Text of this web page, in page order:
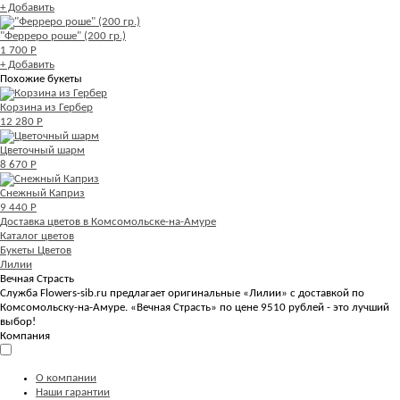
+ Добавить
"Ферреро роше" (200 гр.)
1 700 Р
+ Добавить
Похожие букеты
Корзина из Гербер
12 280 Р
Цветочный шарм
8 670 Р
Снежный Каприз
9 440 Р
Доставка цветов в Комсомольске-на-Амуре
Каталог цветов
Букеты Цветов
Лилии
Вечная Страсть
Служба Flowers-sib.ru предлагает оригинальные «Лилии» с доставкой по
Комсомольску-на-Амуре. «Вечная Страсть» по цене 9510 рублей - это лучший
выбор!
Компания
О компании
Наши гарантии